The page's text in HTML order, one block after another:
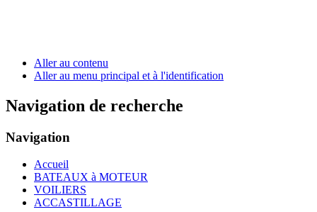
Aller au contenu
Aller au menu principal et à l'identification
Navigation de recherche
Navigation
Accueil
BATEAUX à MOTEUR
VOILIERS
ACCASTILLAGE